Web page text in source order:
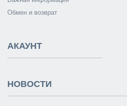
Обмен и возврат
АКАУНТ
НОВОСТИ